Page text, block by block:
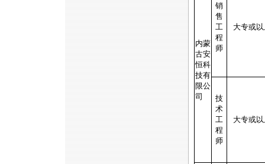
内蒙
古安
恒科
技有
限公
司
销
售
工
程
师
大专或
技
术
工
程
师
大专或